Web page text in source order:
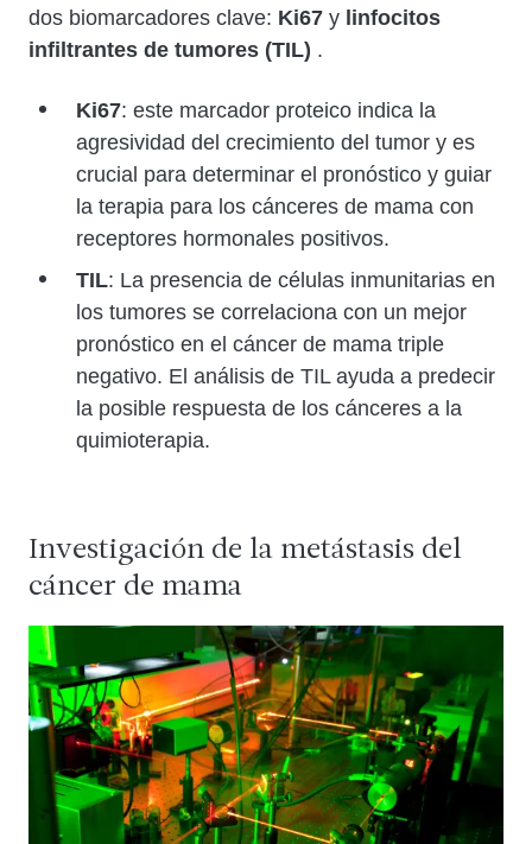
dos biomarcadores clave: Ki67 y linfocitos
infiltrantes de tumores (TIL) .
Ki67: este marcador proteico indica la
agresividad del crecimiento del tumor y es
crucial para determinar el pronóstico y guiar
la terapia para los cánceres de mama con
receptores hormonales positivos.
TIL: La presencia de células inmunitarias en
los tumores se correlaciona con un mejor
pronóstico en el cáncer de mama triple
negativo. El análisis de TIL ayuda a predecir
la posible respuesta de los cánceres a la
quimioterapia.
Investigación de la metástasis del
cáncer de mama